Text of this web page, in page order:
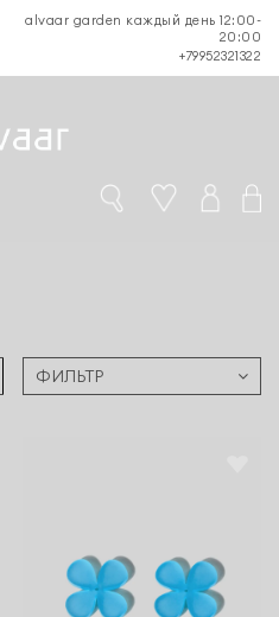
alvaar garden каждый день 12:00-
20:00
+79952321322
ФИЛЬТР